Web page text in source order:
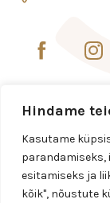
Hindame
Kasutame
parandamiseks,
esitamiseks ja
kõik", nõustute